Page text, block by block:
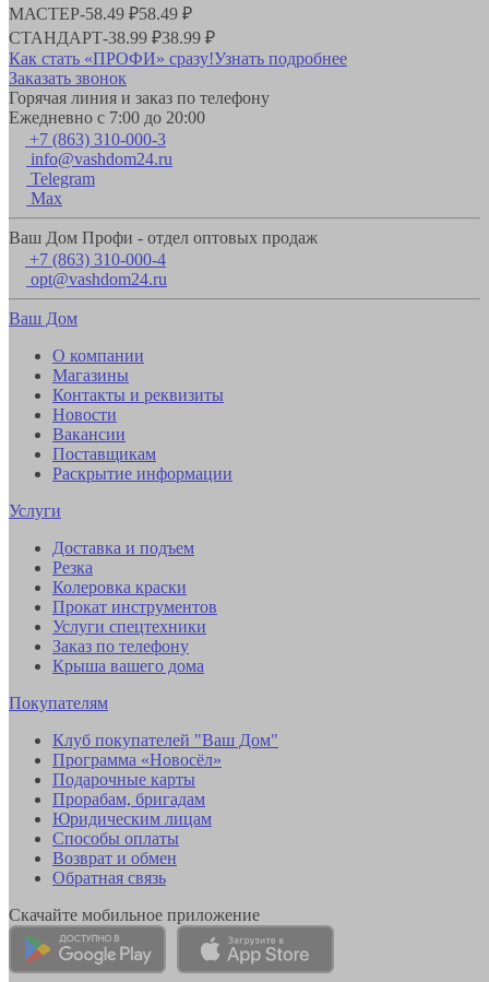
МАСТЕР-58.49 ₽58.49 ₽
СТАНДАРТ-38.99 ₽38.99 ₽
Как стать «ПРОФИ» сразу!Узнать подробнее
Заказать звонок
Горячая линия и заказ по телефону
Ежедневно с 7:00 до 20:00
+7 (863) 310-000-3
info@vashdom24.ru
Telegram
Max
Ваш Дом Профи - отдел оптовых продаж
+7 (863) 310-000-4
opt@vashdom24.ru
Ваш Дом
О компании
Магазины
Контакты и реквизиты
Новости
Вакансии
Поставщикам
Раскрытие информации
Услуги
Доставка и подъем
Резка
Колеровка краски
Прокат инструментов
Услуги спецтехники
Заказ по телефону
Крыша вашего дома
Покупателям
Клуб покупателей "Ваш Дом"
Программа «Новосёл»
Подарочные карты
Прорабам, бригадам
Юридическим лицам
Способы оплаты
Возврат и обмен
Обратная связь
Скачайте мобильное приложение